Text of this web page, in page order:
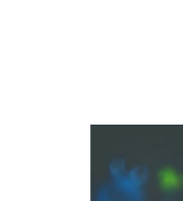
de fazer no verãoCoquetel de